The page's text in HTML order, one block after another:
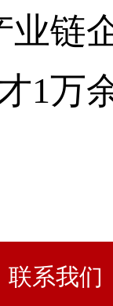
业链
1万
联系我们